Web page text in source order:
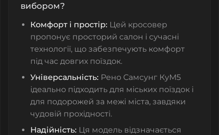
вибором?
Комфорт і простір: Цей кросовер
пропонує просторий салон і сучасні
технології, що забезпечують комфорт
під час довгих поїздок.
Універсальність: Рено Самсунг КуМ5
ідеально підходить для міських поїздок і
для подорожей за межі міста, завдяки
чудовій прохідності.
Надійність: Ця модель відзначається